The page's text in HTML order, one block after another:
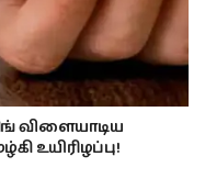
விளையாடிய
உயிரிழப்பு!